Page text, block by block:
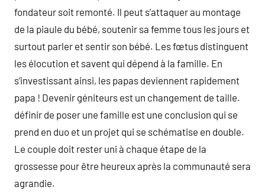
fondateur soit remonté. Il peut s’attaquer au montage
de la piaule du bébé, soutenir sa femme tous les jours et
surtout parler et sentir son bébé. Les fœtus distinguent
les élocution et savent qui dépend à la famille. En
s’investissant ainsi, les papas deviennent rapidement
papa ! Devenir géniteurs est un changement de taille.
définir de poser une famille est une conclusion qui se
prend en duo et un projet qui se schématise en double.
Le couple doit rester uni à chaque étape de la
grossesse pour être heureux après la communauté sera
agrandie.